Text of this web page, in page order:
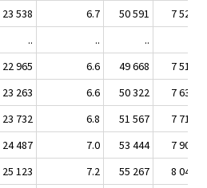
23 538 6.7 50 591
7 529
.. .. ..
22 965 6.6 49 668
7 510
23 263 6.6 50 322
7 637
23 732 6.8 51 567
7 710
24 487 7.0 53 444
7 909
25 123 7.2 55 267
8 042